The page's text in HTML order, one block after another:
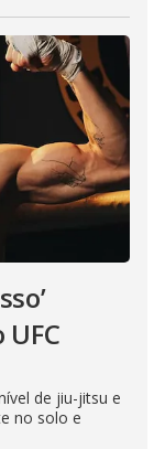
de jiu-jitsu e
no solo e